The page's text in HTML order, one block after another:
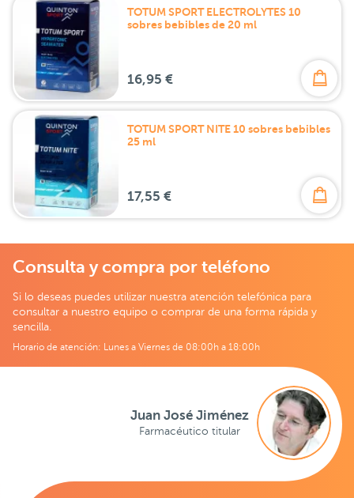
TOTUM SPORT ELECTROLYTES 10
sobres bebibles de 20 ml
16,95 €
TOTUM SPORT NITE 10 sobres bebibles
25 ml
17,55 €
Consulta y compra por teléfono
Si lo deseas puedes utilizar nuestra atención telefónica para
consultar a nuestro equipo o comprar de una forma rápida y
sencilla.
Horario de atención: Lunes a Viernes de 08:00h a 18:00h
Juan José Jiménez
Farmacéutico titular